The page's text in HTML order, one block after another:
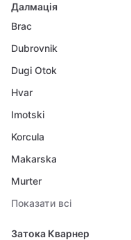
Далмація
Brac
Dubrovnik
Dugi Otok
Hvar
Imotski
Korcula
Makarska
Murter
Показати всі
Затока Кварнер